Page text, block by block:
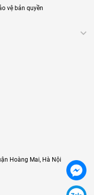
vệ bản quyền
Hoàng Mai, Hà Nội